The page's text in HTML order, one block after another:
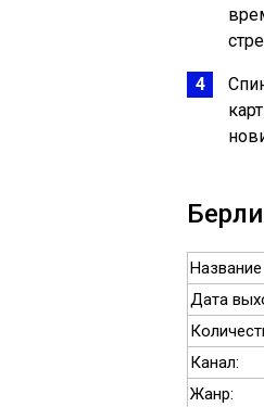
Дата
Канал:
Жанр: